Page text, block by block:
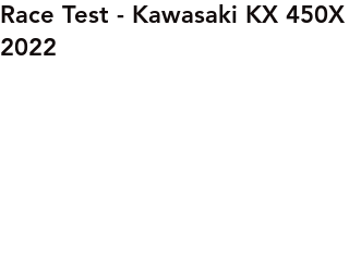
Race Test - Kawasaki KX 450X
2022